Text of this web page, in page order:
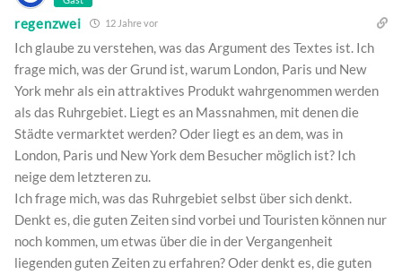
regenzwei 12 Jahre vor
Ich glaube zu verstehen, was das Argument des Textes ist. Ich
frage mich, was der Grund ist, warum London, Paris und New
York mehr als ein attraktives Produkt wahrgenommen werden
als das Ruhrgebiet. Liegt es an Massnahmen, mit denen die
Städte vermarktet werden? Oder liegt es an dem, was in
London, Paris und New York dem Besucher möglich ist? Ich
neige dem letzteren zu.
Ich frage mich, was das Ruhrgebiet selbst über sich denkt.
Denkt es, die guten Zeiten sind vorbei und Touristen können nur
noch kommen, um etwas über die in der Vergangenheit
liegenden guten Zeiten zu erfahren? Oder denkt es, die guten